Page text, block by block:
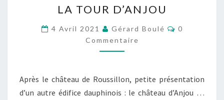
TOUR
D’ANJOU
LA TOUR D’ANJOU
4 Avril 2021 Gérard Boulé
0
Commentaire
Après le château de Roussillon, petite présentation
d’un autre édifice dauphinois : le château d’Anjou …